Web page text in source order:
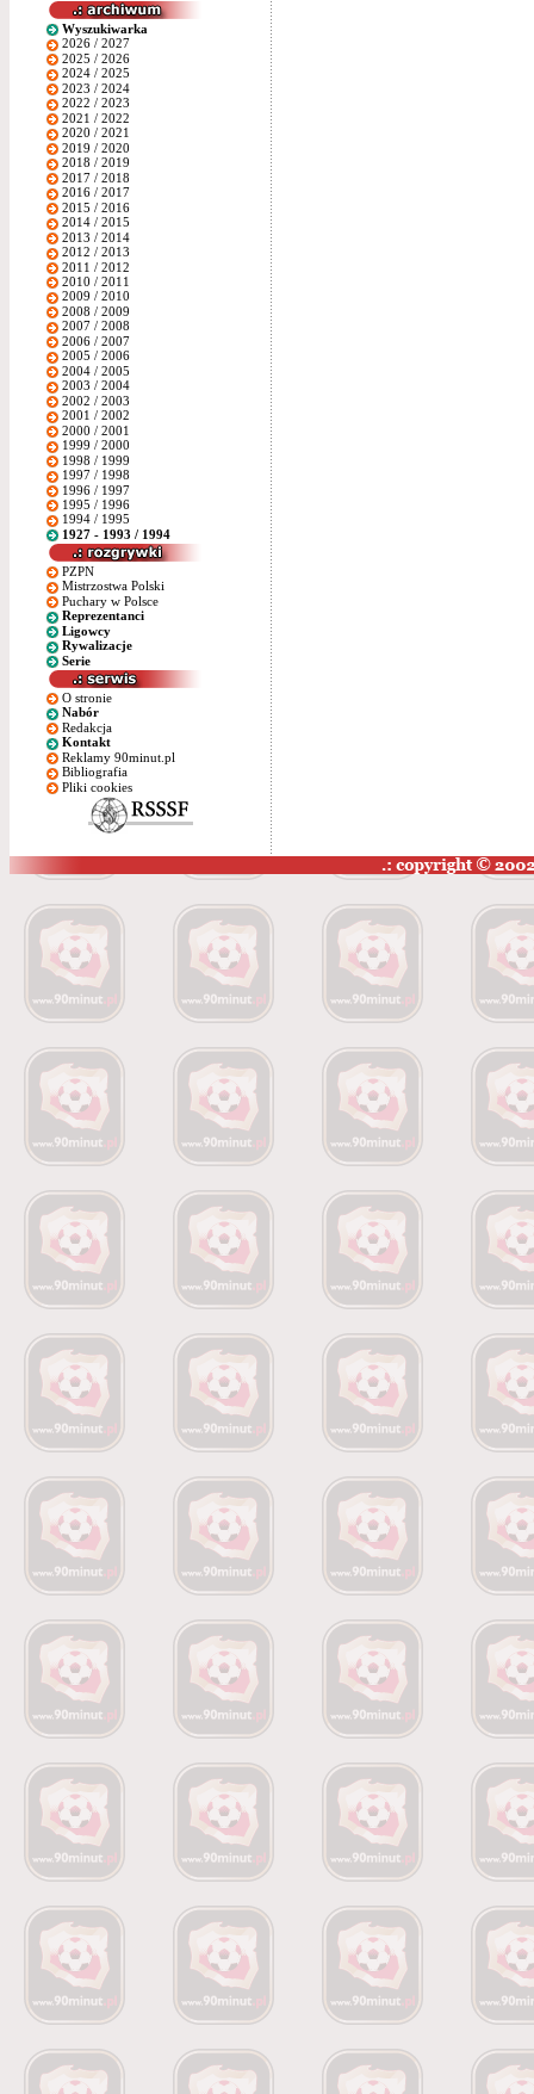
Wyszukiwarka
2026 / 2027
2025 / 2026
2024 / 2025
2023 / 2024
2022 / 2023
2021 / 2022
2020 / 2021
2019 / 2020
2018 / 2019
2017 / 2018
2016 / 2017
2015 / 2016
2014 / 2015
2013 / 2014
2012 / 2013
2011 / 2012
2010 / 2011
2009 / 2010
2008 / 2009
2007 / 2008
2006 / 2007
2005 / 2006
2004 / 2005
2003 / 2004
2002 / 2003
2001 / 2002
2000 / 2001
1999 / 2000
1998 / 1999
1997 / 1998
1996 / 1997
1995 / 1996
1994 / 1995
1927 - 1993 / 1994
PZPN
Mistrzostwa Polski
Puchary w Polsce
Reprezentanci
Ligowcy
Rywalizacje
Serie
O stronie
Nabór
Redakcja
Kontakt
Reklamy 90minut.pl
Bibliografia
Pliki cookies